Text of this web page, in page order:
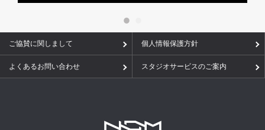
ご協賛に関しまして 個人情報保護方針
よくあるお問い合わせ スタジオサービスのご案内